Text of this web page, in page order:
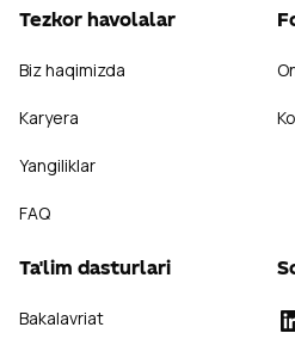
Tezkor havolalar
Biz haqimizda
Karyera
Yangiliklar
FAQ
Ta'lim dasturlari
Bakalavriat